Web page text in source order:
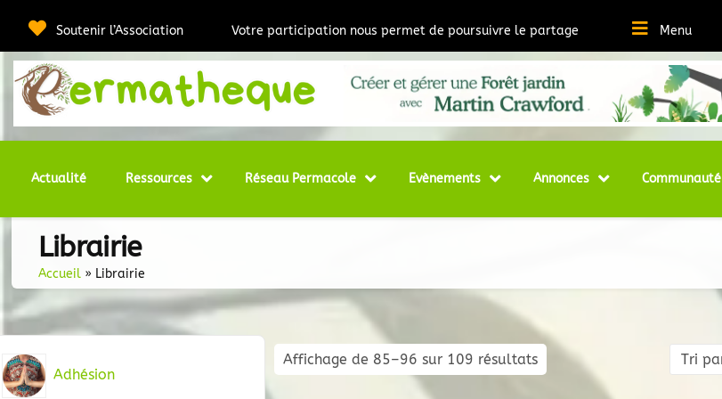
Soutenir l’Association Votre participation nous permet de poursuivre le partage Menu
Permatheque
Webmédia et Ressources sur la Permaculture
Actualité Ressources Réseau Permacole Evènements Annonces Communauté
Librairie
Accueil » Librairie
Adhésion
Affichage de 85–96 sur 109 résultats